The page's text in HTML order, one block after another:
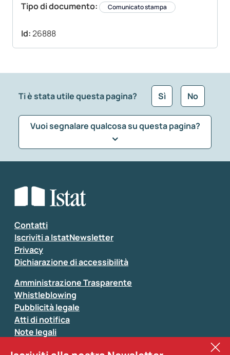
Tipo di documento: Comunicato stampa
Id:26888
Ti è stata utile questa pagina? Sì No
Vuoi segnalare qualcosa su questa pagina?
Seleziona la tipologia della segnalazione
Inserisci il tuo commento
Contatti
Iscriviti a IstatNewsletter
Privacy
Dichiarazione di accessibilità
Amministrazione Trasparente
Whistleblowing
Pubblicità legale
Atti di notifica
Note legali
Sistan